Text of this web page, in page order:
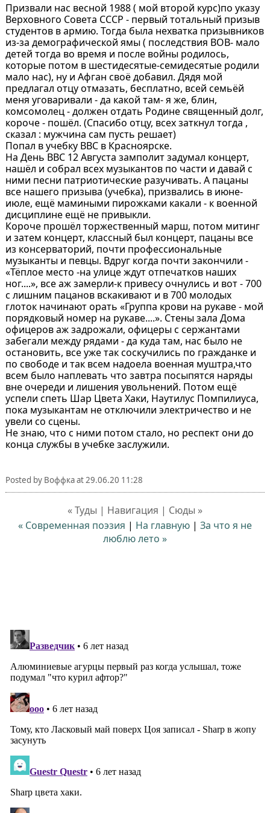
Призвали нас весной 1988 ( мой второй курс)по указу
Верховного Совета СССР - первый тотальный призыв
студентов в армию. Тогда была нехватка призывников
из-за демографической ямы ( последствия ВОВ- мало
детей тогда во время и после войны родилось,
которые потом в шестидесятые-семидесятые родили
мало нас), ну и Афган своё добавил. Дядя мой
предлагал отцу отмазать, бесплатно, всей семьёй
меня уговаривали - да какой там- я же, блин,
комсомолец - должен отдать Родине священный долг,
короче - пошёл. (Спасибо отцу, всех заткнул тогда ,
сказал : мужчина сам пусть решает)
Попал в учебку ВВС в Красноярске.
На День ВВС 12 Августа замполит задумал концерт,
нашёл и собрал всех музыкантов по части и давай с
ними песни патриотические разучивать. А пацаны
все нашего призыва (учебка), призвались в июне-
июле, ещё мамиными пирожками какали - к военной
дисциплине ещё не привыкли.
Короче прошёл торжественный марш, потом митинг
и затем концерт, классный был концерт, пацаны все
из консерваторий, почти профессиональные
музыканты и певцы. Вдруг когда почти закончили -
«Тёплое место -на улице ждут отпечатков наших
ног....», все аж замерли-к привесу очнулись и вот - 700
с лишним пацанов вскакивают и в 700 молодых
глоток начинают орать «Группа крови на рукаве - мой
порядковый номер на рукаве....». Стены зала Дома
офицеров аж задрожали, офицеры с сержантами
забегали между рядами - да куда там, нас было не
остановить, все уже так соскучились по гражданке и
по свободе и так всем надоела военная муштра,что
всем было наплевать что завтра посыпятся наряды
вне очереди и лишения увольнений. Потом ещё
успели спеть Шар Цвета Хаки, Наутилус Помпилиуса,
пока музыкантам не отключили электричество и не
увели со сцены.
Не знаю, что с ними потом стало, но респект они до
конца службы в учебке заслужили.
Posted by Воффкаat 29.06.20 11:28
« Туды | Навигация | Сюды »
« Современная поэзия | На главную | За что я не
люблю лето »